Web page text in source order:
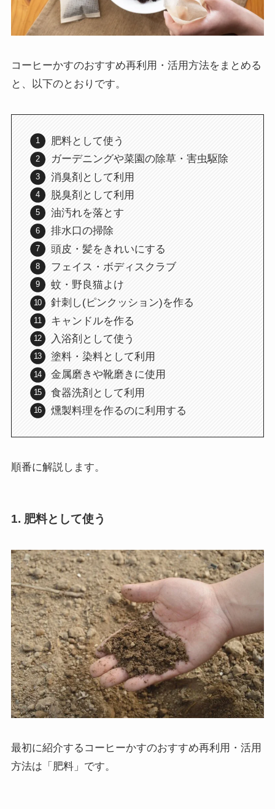
コーヒーかすのおすすめ再利用・活用方法をまとめる
と、以下のとおりです。
肥料として使う
ガーデニングや菜園の除草・害虫駆除
消臭剤として利用
脱臭剤として利用
油汚れを落とす
排水口の掃除
頭皮・髪をきれいにする
フェイス・ボディスクラブ
蚊・野良猫よけ
針刺し(ピンクッション)を作る
キャンドルを作る
入浴剤として使う
塗料・染料として利用
金属磨きや靴磨きに使用
食器洗剤として利用
燻製料理を作るのに利用する
順番に解説します。
1. 肥料として使う
最初に紹介するコーヒーかすのおすすめ再利用・活用
方法は「肥料」です。